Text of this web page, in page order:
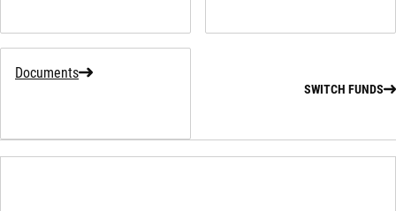
Documents
SWITCH FUNDS